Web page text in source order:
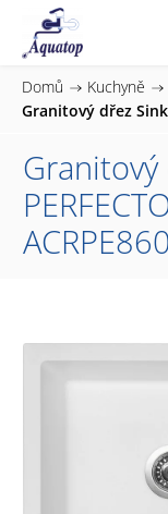
Domů / Kuchyně /
Granitový dřez
Granitový